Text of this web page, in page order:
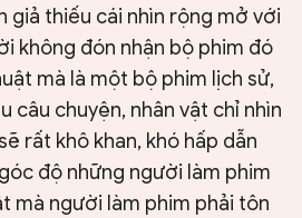
giả thiếu cái nhìn rộng mở với
không đón nhận bộ phim đó
mà là một bộ phim lịch sử,
câu chuyện, nhân vật chỉ nhìn
rất khô khan, khó hấp dẫn
độ những người làm phim
mà người làm phim phải tôn